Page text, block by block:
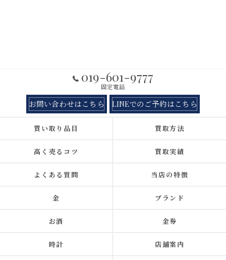
019-601-9777
固定電話
お問い合わせはこちら LINEでのご予約はこちら
買い取り品目 買取方法
高く売るコツ 買取実績
よくある質問 当店の特徴
金 ブランド
お酒 金券
時計 店舗案内